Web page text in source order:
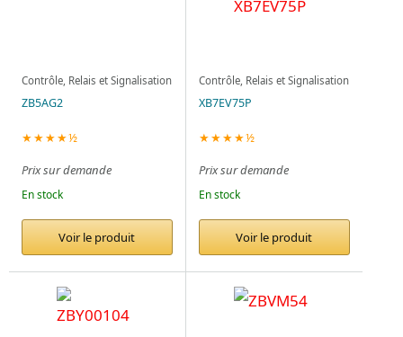
Contrôle, Relais et Signalisation
ZB5AG2
★★★★½
Prix sur demande
En stock
Voir le produit
Contrôle, Relais et Signalisation
XB7EV75P
★★★★½
Prix sur demande
En stock
Voir le produit